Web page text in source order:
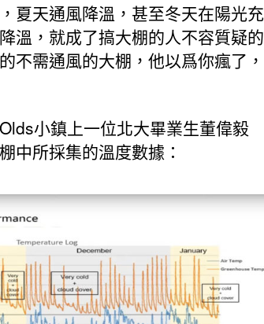
夏天通風降溫，甚至冬天在陽光充
溫，就成了搞大棚的人不容質疑的
不需通風的大棚，他以爲你瘋了，
小鎮上一位北大畢業生董偉毅
中所採集的溫度數據：